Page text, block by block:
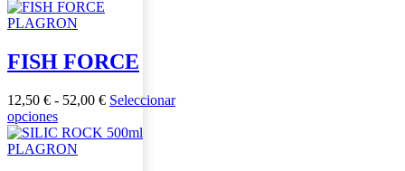
elegir
en
página
de
producto
hasta
124,00 €
producto
tiene
variantes.
Las
se
pueden
elegir
en
PLAGRON
FISH FORCE
12,50 € - 52,00 €Rango
precios:
Seleccionar
opcionesEste
producto
tiene
PLAGRON